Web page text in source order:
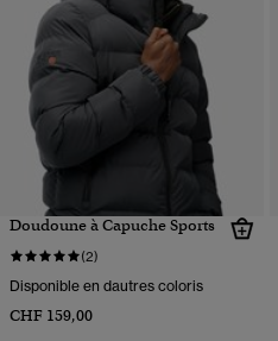
Doudoune à Capuche Sports
(2)
Disponible en dautres coloris
CHF 159,00